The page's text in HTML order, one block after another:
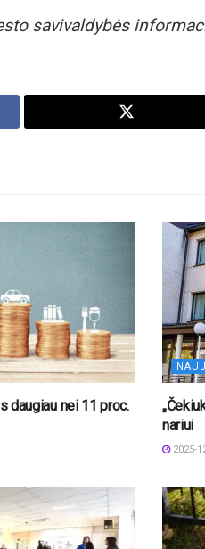
savivaldybės
daugiau nei 11 proc.
nariui
2025-